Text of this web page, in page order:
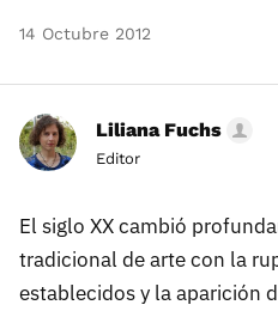
14 Octubre 2012
Liliana Fuchs
Editor
El siglo XX cambió
tradicional de arte con la
establecidos y la aparición